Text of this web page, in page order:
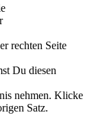
rechten Seite
Du diesen
nehmen. Klicke
Satz.